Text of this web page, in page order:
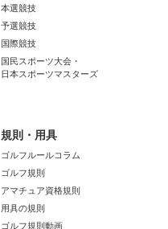
本選競技
予選競技
国際競技
国民スポーツ大会・
日本スポーツマスターズ
規則・用具
ゴルフルールコラム
ゴルフ規則
アマチュア資格規則
用具の規則
ゴルフ規則動画